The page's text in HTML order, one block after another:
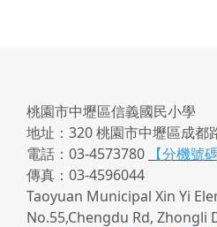
桃園市中壢區信義國民小學
地址：320 桃園市中壢區成都
電話：03-4573780
【分機號碼
傳真：03-4596044
Taoyuan Municipal Xin Yi
No.55,Chengdu Rd, Zhongli